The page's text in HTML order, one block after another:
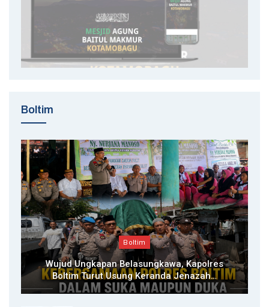
Boltim
Boltim
Wujud Ungkapan Belasungkawa, Kapolres
Boltim Turut Usung Keranda Jenazah…